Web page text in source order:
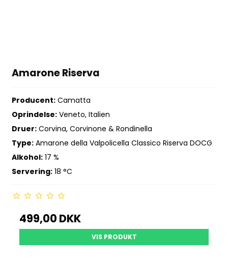
Amarone Riserva
Producent: Camatta
Oprindelse: Veneto, Italien
Druer: Corvina, Corvinone & Rondinella
Type: Amarone della Valpolicella Classico Riserva DOCG
Alkohol: 17 %
Servering: 18 °C
499,00 DKK
VIS PRODUKT